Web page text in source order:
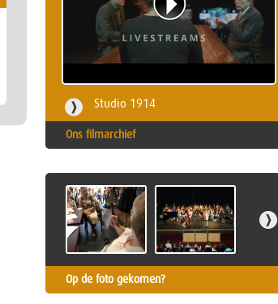
Studio 1914
Ons filmarchief
Op de foto gekomen?